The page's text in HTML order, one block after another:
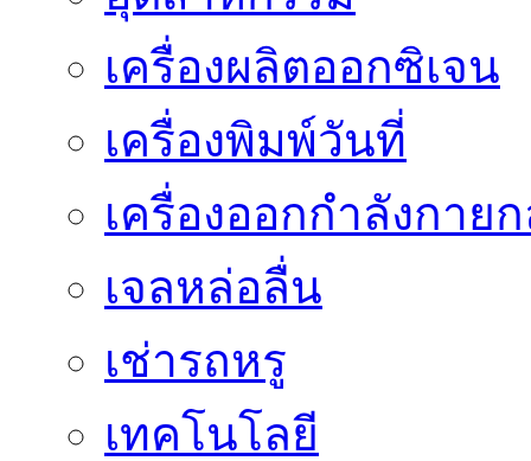
เครื่องผลิตออกซิเจน
เครื่องพิมพ์วันที่
เครื่องออกกำลังกาย
เจลหล่อลื่น
เช่ารถหรู
เทคโนโลยี